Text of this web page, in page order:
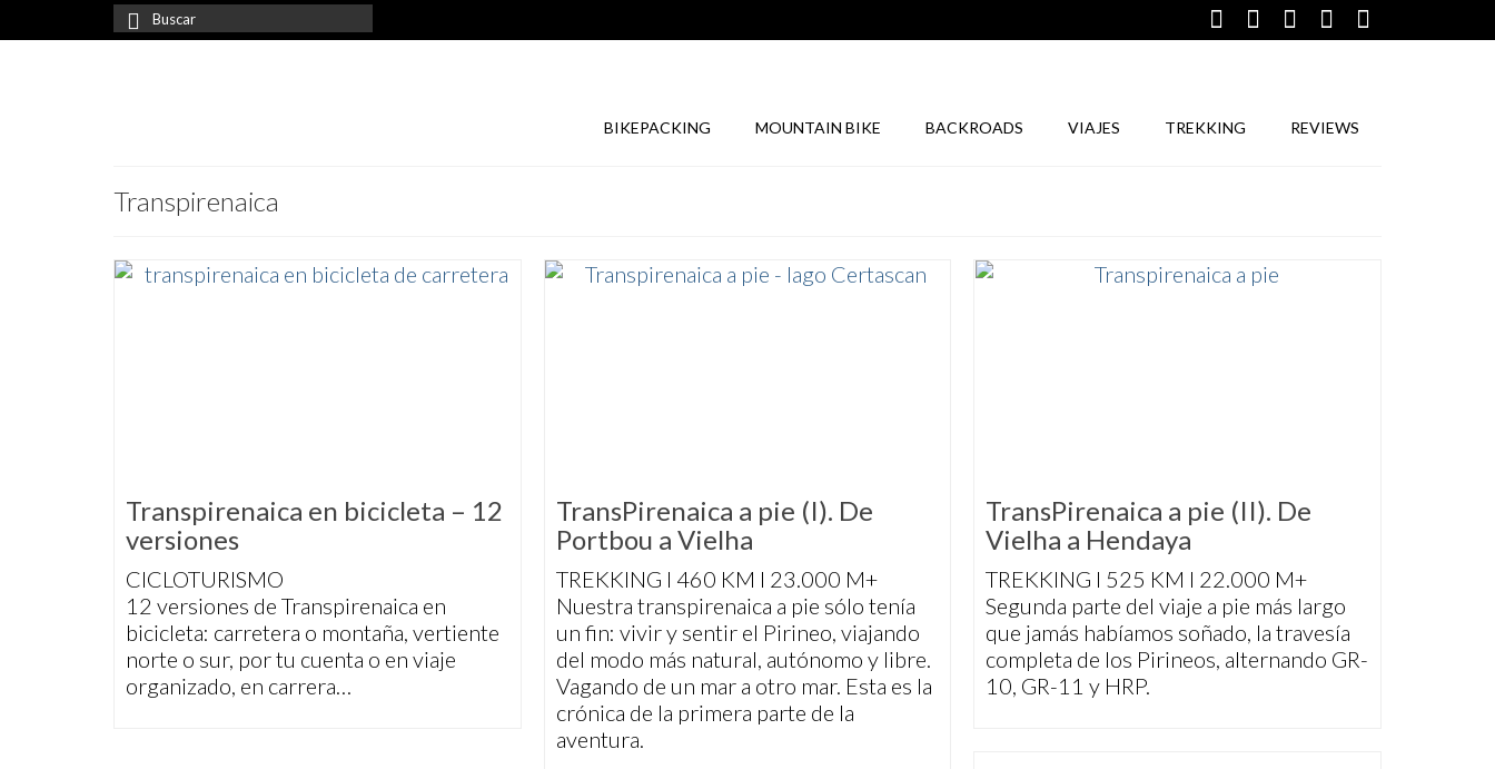
Buscar
por:
BIKEPACKING MOUNTAIN BIKE BACKROADS VIAJES TREKKING REVIEWS
Transpirenaica
Transpirenaica en bicicleta – 12
versiones
CICLOTURISMO
12 versiones de Transpirenaica en
bicicleta: carretera o montaña, vertiente
norte o sur, por tu cuenta o en viaje
organizado, en carrera…
TransPirenaica a pie (I). De
Portbou a Vielha
TREKKING I 460 KM I 23.000 M+
Nuestra transpirenaica a pie sólo tenía
un fin: vivir y sentir el Pirineo, viajando
del modo más natural, autónomo y libre.
Vagando de un mar a otro mar. Esta es la
crónica de la primera parte de la
aventura.
TransPirenaica a pie (II). De
Vielha a Hendaya
TREKKING I 525 KM I 22.000 M+
Segunda parte del viaje a pie más largo
que jamás habíamos soñado, la travesía
completa de los Pirineos, alternando GR-
10, GR-11 y HRP.